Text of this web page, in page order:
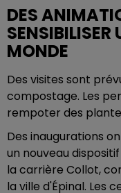
DES
MONDE
Des visites sont
compostage. Les
rempoter des
Des inaugurations
un nouveau
la carrière Collot,
la ville d'Épinal. Les